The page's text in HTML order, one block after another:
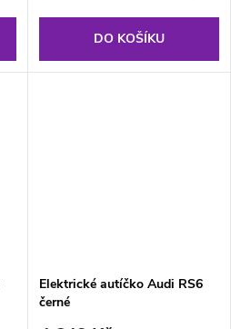
DO KOŠÍKU
Elektrické autíčko Audi RS6
černé